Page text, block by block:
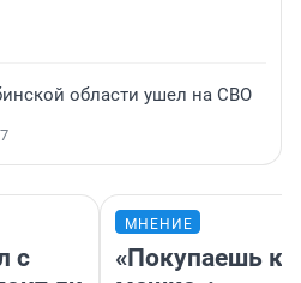
области ушел на СВО
с
МНЕНИЕ
«Покупаешь